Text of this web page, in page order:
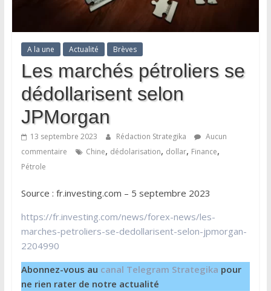
A la une Actualité Brèves
Les marchés pétroliers se
dédollarisent selon
JPMorgan
13 septembre 2023 Rédaction Strategika
Aucun
commentaire
Chine, dédolarisation, dollar, Finance,
Pétrole
Source : fr.investing.com – 5 septembre 2023
https://fr.investing.com/news/forex-news/les-
marches-petroliers-se-dedollarisent-selon-jpmorgan-
2204990
Abonnez-vous au canal Telegram Strategika pour
ne rien rater de notre actualité